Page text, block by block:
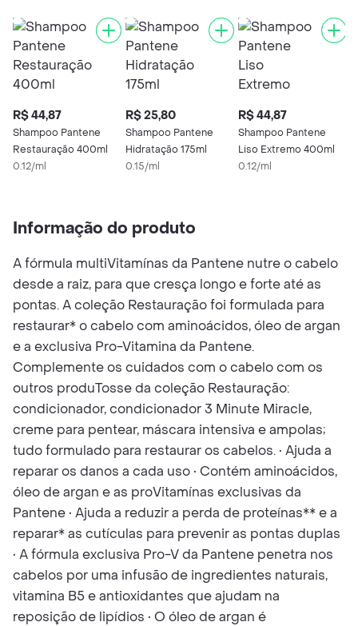
R$ 44,87
Shampoo Pantene
Restauração 400ml
0.12/ml
R$ 25,80
Shampoo Pantene
Hidratação 175ml
0.15/ml
R$ 44,87
Shampoo Pantene
Liso Extremo 400ml
0.12/ml
Informação do produto
A fórmula multiVitamínas da Pantene nutre o cabelo
desde a raiz, para que cresça longo e forte até as
pontas. A coleção Restauração foi formulada para
restaurar* o cabelo com aminoácidos, óleo de argan
e a exclusiva Pro-Vitamina da Pantene.
Complemente os cuidados com o cabelo com os
outros produTosse da coleção Restauração:
condicionador, condicionador 3 Minute Miracle,
creme para pentear, máscara intensiva e ampolas;
tudo formulado para restaurar os cabelos. • Ajuda a
reparar os danos a cada uso • Contém aminoácidos,
óleo de argan e as proVitamínas exclusivas da
Pantene • Ajuda a reduzir a perda de proteínas** e a
reparar* as cutículas para prevenir as pontas duplas
• A fórmula exclusiva Pro-V da Pantene penetra nos
cabelos por uma infusão de ingredientes naturais,
vitamina B5 e antioxidantes que ajudam na
reposição de lipídios • O óleo de argan é